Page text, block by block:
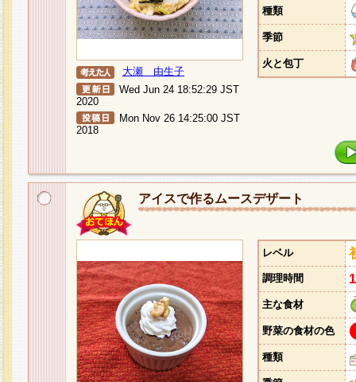
大瀬 由生子
Wed Jun 24 18:52:29 JST
2020
Mon Nov 26 14:25:00 JST
2018
種類
季節
火と包丁
アイスで作るムースデザート
レベル
調理時間
主な食材
野菜の食材の色
種類